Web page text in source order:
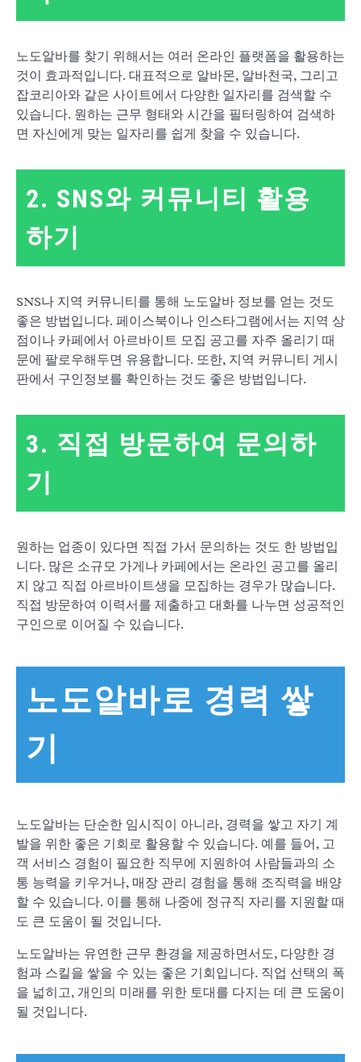
노도알바를 찾기 위해서는 여러 온라인 플랫폼을 활용하는
것이 효과적입니다. 대표적으로 알바몬, 알바천국, 그리고
잡코리아와 같은 사이트에서 다양한 일자리를 검색할 수
있습니다. 원하는 근무 형태와 시간을 필터링하여 검색하
면 자신에게 맞는 일자리를 쉽게 찾을 수 있습니다.
2. SNS와 커뮤니티 활용
하기
SNS나 지역 커뮤니티를 통해 노도알바 정보를 얻는 것도
좋은 방법입니다. 페이스북이나 인스타그램에서는 지역 상
점이나 카페에서 아르바이트 모집 공고를 자주 올리기 때
문에 팔로우해두면 유용합니다. 또한, 지역 커뮤니티 게시
판에서 구인정보를 확인하는 것도 좋은 방법입니다.
3. 직접 방문하여 문의하
기
원하는 업종이 있다면 직접 가서 문의하는 것도 한 방법입
니다. 많은 소규모 가게나 카페에서는 온라인 공고를 올리
지 않고 직접 아르바이트생을 모집하는 경우가 많습니다.
직접 방문하여 이력서를 제출하고 대화를 나누면 성공적인
구인으로 이어질 수 있습니다.
노도알바로 경력 쌓
기
노도알바는 단순한 임시직이 아니라, 경력을 쌓고 자기 계
발을 위한 좋은 기회로 활용할 수 있습니다. 예를 들어, 고
객 서비스 경험이 필요한 직무에 지원하여 사람들과의 소
통 능력을 키우거나, 매장 관리 경험을 통해 조직력을 배양
할 수 있습니다. 이를 통해 나중에 정규직 자리를 지원할 때
도 큰 도움이 될 것입니다.
노도알바는 유연한 근무 환경을 제공하면서도, 다양한 경
험과 스킬을 쌓을 수 있는 좋은 기회입니다. 직업 선택의 폭
을 넓히고, 개인의 미래를 위한 토대를 다지는 데 큰 도움이
될 것입니다.